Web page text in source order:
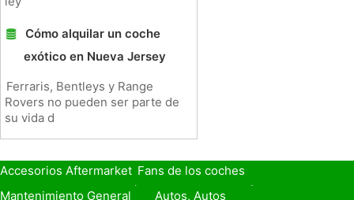
Cómo alquilar un coche
exótico en Nueva Jersey
Ferraris, Bentleys y Range
Rovers no pueden ser parte de
su vida d
Accesorios Aftermarket Fans de los coches
Seguro de Coche
Préstamos y Financiación
Mantenimiento General Autos, Autos